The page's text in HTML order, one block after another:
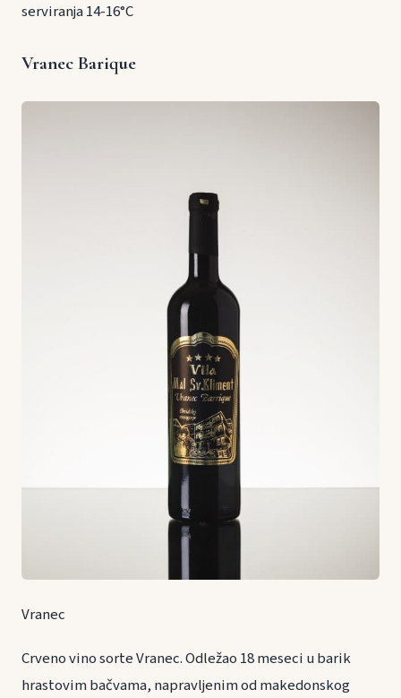
serviranja 14-16°C
Vranec Barique
Vranec
Crveno vino sorte Vranec. Odležao 18 meseci u barik
hrastovim bačvama, napravljenim od makedonskog